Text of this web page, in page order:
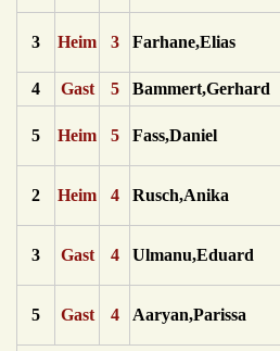
3 Heim 3 Farhane,Elias
4 Gast 5 Bammert,Gerhard
5 Heim 5 Fass,Daniel
2 Heim 4 Rusch,Anika
3 Gast 4 Ulmanu,Eduard
5 Gast 4 Aaryan,Parissa